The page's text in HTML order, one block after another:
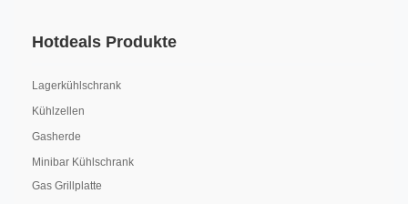
Hotdeals Produkte
Lagerkühlschrank
Kühlzellen
Gasherde
Minibar Kühlschrank
Gas Grillplatte